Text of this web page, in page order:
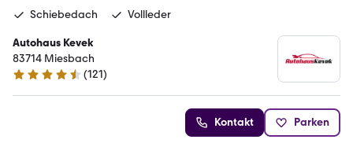
Schiebedach
Vollleder
Autohaus Kevek
83714 Miesbach
4.5 Sterne
(121)
Kontakt Parken